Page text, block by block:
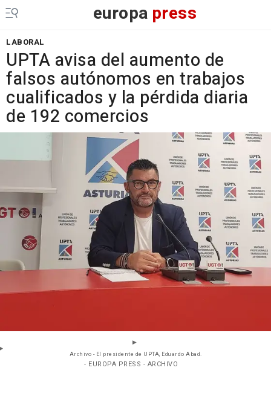
europa press
LABORAL
UPTA avisa del aumento de
falsos autónomos en trabajos
cualificados y la pérdida diaria
de 192 comercios
Archivo - El presidente de UPTA, Eduardo Abad.
- EUROPA PRESS - ARCHIVO